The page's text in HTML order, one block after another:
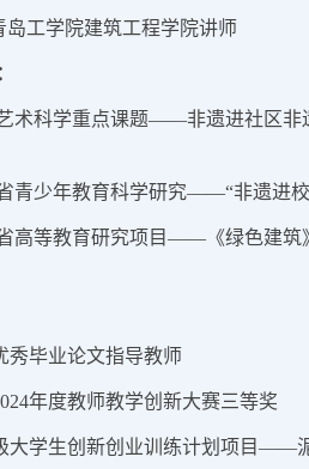
岛工学院建筑工程学院讲师
术科学重点课题——非遗进社区
青少年教育科学研究——“非遗进
高等教育研究项目——《绿色建筑
秀毕业论文指导教师
年度教师教学创新大赛三等奖
大学生创新创业训练计划项目——